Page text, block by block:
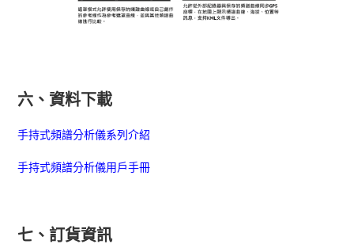
六、資料下載
手持式頻譜分析儀系列介紹
手持式頻譜分析儀用戶手冊
七、訂貨資訊